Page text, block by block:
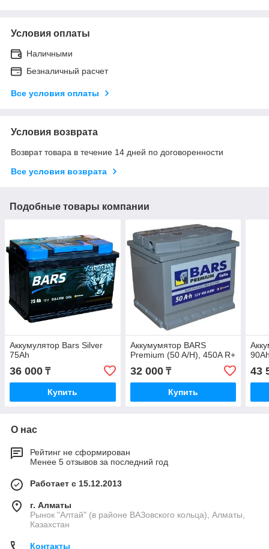
Условия оплаты
Наличными
Безналичный расчет
Все условия оплаты
Условия возврата
Возврат товара в течение 14 дней по договоренности
Все условия возврата
Подобные товары компании
Аккумулятор Bars Silver
75Ah
36 000 ₸
Купить
Аккумумятор BARS
Premium (50 A/H), 450A R+
32 000₸
Купить
43
О нас
Рейтинг не сформирован
Менее 5 отзывов за последний год
Работает с 15.12.2013
г. Алматы
Рынок "Алтай" (в районе ВАЗовского кольца), Алматы,
Казахстан
Контакты